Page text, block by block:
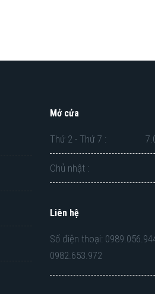
Mở cửa
Thứ 2 - Thứ 7 :
Chủ nhật :
Liên hệ
Số điện thoại:
0982.653.972